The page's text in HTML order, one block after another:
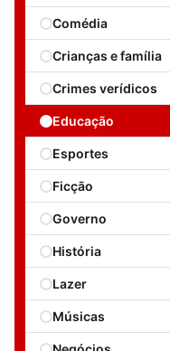
Comédia
Crianças e família
Crimes verídicos
Educação
Esportes
Ficção
Governo
História
Lazer
Músicas